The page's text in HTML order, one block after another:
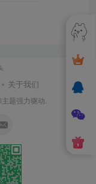
关于我们
题强力驱动.